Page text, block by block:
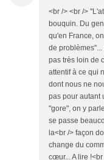
<br /> <br />
bouquin. Du
qu'en France,
de
pas très loin de
attentif à ce qui
dont nous ne
pas pour autant
"gore", on y
se passe
la<br /> façon
change du
cœur... A lire